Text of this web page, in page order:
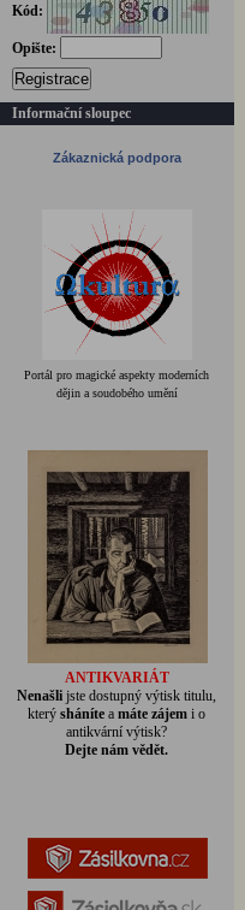
Kód:
Opište:
Registrace
Informační sloupec
Zákaznická podpora
Portál pro magické aspekty moderních
dějin a soudobého umění
ANTIKVARIÁT
Nenašli jste dostupný výtisk titulu,
kterýsháníte amáte zájem i o
antikvární výtisk?
Dejte nám vědět.